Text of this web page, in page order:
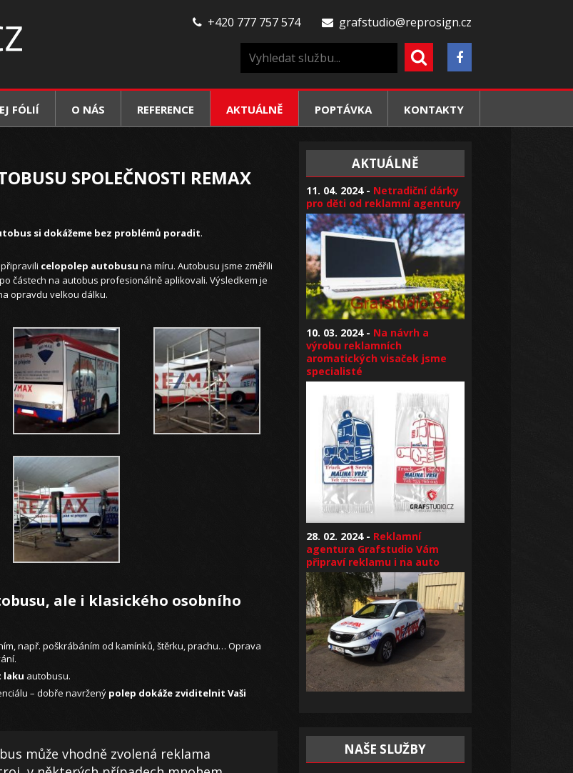
+420 777 757 574 grafstudio@reprosign.cz
FÓLIÍ O NÁS REFERENCE AKTUÁLNĚ POPTÁVKA KONTAKTY
SPOLEČNOSTI REMAX
si dokážeme bez problémů poradit.
celopolep autobusu na míru. Autobusu jsme změřili
částech na autobus profesionálně aplikovali. Výsledkem je
opravdu velkou dálku.
ale i klasického osobního
např. poškrábáním od kamínků, štěrku, prachu… Oprava
laku autobusu.
– dobře navržený polep dokáže zviditelnit Vaši
může vhodně zvolená reklama
AKTUÁLNĚ
11. 04. 2024 - Netradiční dárky
pro děti od reklamní agentury
10. 03. 2024 - Na návrh a
výrobu reklamních
aromatických visaček jsme
specialisté
28. 02. 2024 - Reklamní
agentura Grafstudio Vám
připraví reklamu i na auto
NAŠE SLUŽBY